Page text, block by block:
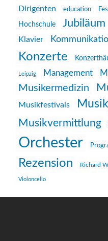
Dirigenten education
Hochschule Jubiläum
Klavier
Konzerte
Leipzig Management
Musikermedizin
Musikfestivals
Musikvermittlung
Orchester
Rezension Richard
Violoncello